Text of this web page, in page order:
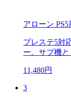
アローン
プレステ5対
ー。サブ機と
11,480円
3